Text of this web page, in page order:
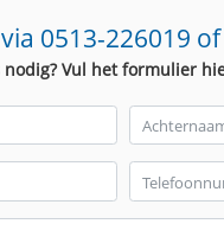
0513-226019
Vul het formulier